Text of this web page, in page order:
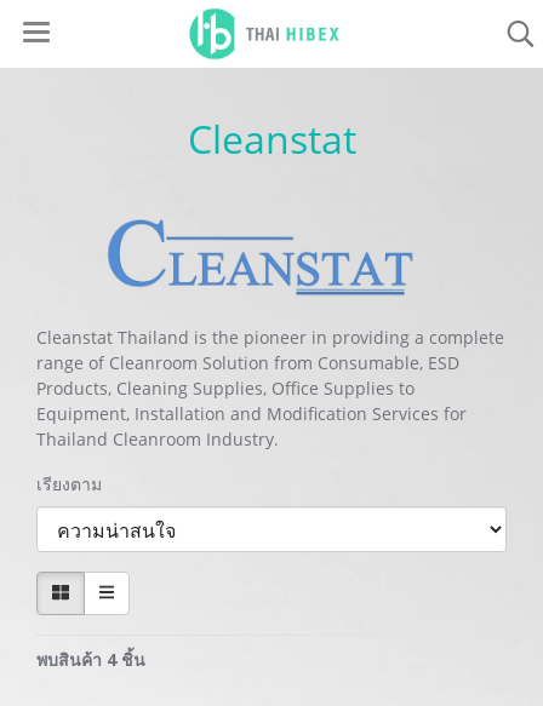
Cleanstat
Cleanstat Thailand is the pioneer in providing a complete
range of Cleanroom Solution from Consumable, ESD
Products, Cleaning Supplies, Office Supplies to
Equipment, Installation and Modification Services for
Thailand Cleanroom Industry.
เรียงตาม
พบสินค้า 4 ชิ้น